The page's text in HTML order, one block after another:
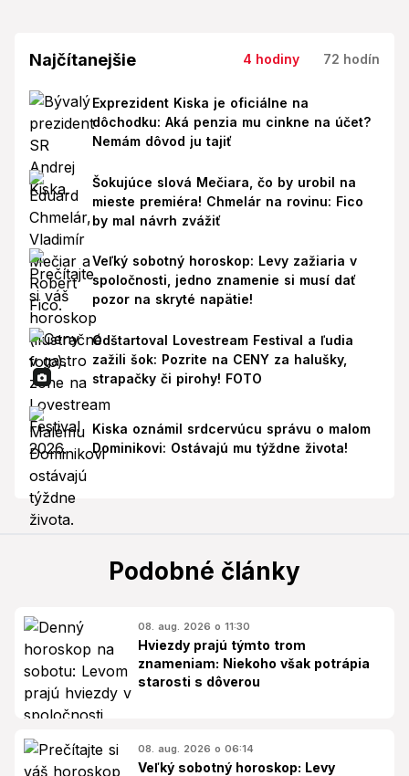
Najčítanejšie 4 hodiny 72 hodín
Exprezident Kiska je oficiálne na
dôchodku: Aká penzia mu cinkne na účet?
Nemám dôvod ju tajiť
Šokujúce slová Mečiara, čo by urobil na
mieste premiéra! Chmelár na rovinu: Fico
by mal návrh zvážiť
Veľký sobotný horoskop: Levy zažiaria v
spoločnosti, jedno znamenie si musí dať
pozor na skryté napätie!
Odštartoval Lovestream Festival a ľudia
zažili šok: Pozrite na CENY za halušky,
strapačky či pirohy! FOTO
Kiska oznámil srdcervúcu správu o malom
Dominikovi: Ostávajú mu týždne života!
Podobné články
08. aug. 2026 o 11:30
Hviezdy prajú týmto trom
znameniam: Niekoho však potrápia
starosti s dôverou
08. aug. 2026 o 06:14
Veľký sobotný horoskop: Levy